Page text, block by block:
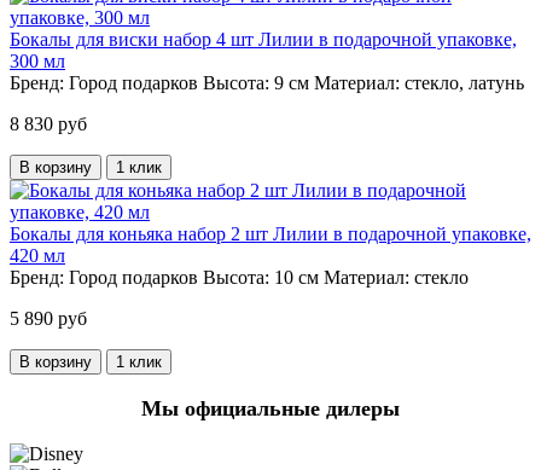
Бокалы для виски набор 4 шт Лилии в подарочной упаковке,
300 мл
Бренд: Город подарков Высота: 9 см Материал: стекло, латунь
8 830 руб
В корзину 1 клик
Бокалы для коньяка набор 2 шт Лилии в подарочной упаковке,
420 мл
Бренд: Город подарков Высота: 10 см Материал: стекло
5 890 руб
В корзину 1 клик
Мы официальные дилеры